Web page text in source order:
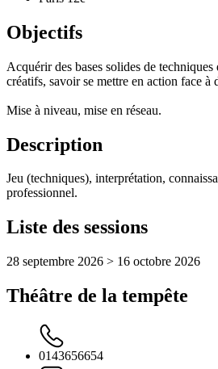
Objectifs
Acquérir des bases solides de
créatifs, savoir se mettre en action face à
Mise à niveau, mise en réseau.
Description
Jeu (techniques), interprétation,
professionnel.
Liste des sessions
28 septembre 2026 > 16 octobre 2026
Théâtre de la tempête
0143656654